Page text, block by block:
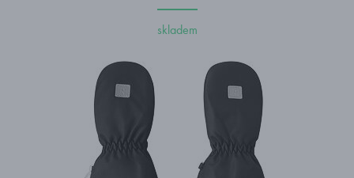
skladem